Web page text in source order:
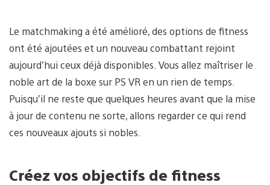
Le matchmaking a été amélioré, des options de fitness
ont été ajoutées et un nouveau combattant rejoint
aujourd’hui ceux déjà disponibles. Vous allez maîtriser le
noble art de la boxe sur PS VR en un rien de temps.
Puisqu’il ne reste que quelques heures avant que la mise
à jour de contenu ne sorte, allons regarder ce qui rend
ces nouveaux ajouts si nobles.
Créez vos objectifs de fitness